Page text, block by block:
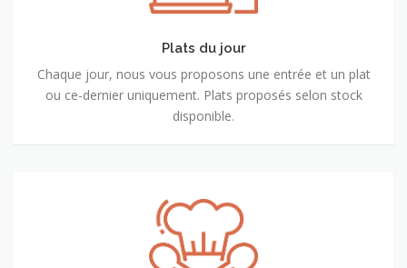
Plats du jour
Chaque jour, nous vous proposons une entrée et un plat
ou ce-dernier uniquement. Plats proposés selon stock
disponible.